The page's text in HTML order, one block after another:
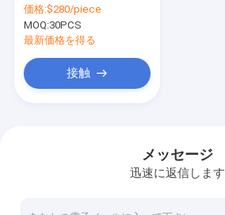
用ハーネスHainr
価格:$280/piece
MOQ:30PCS
最新価格を得る
接触
メッセージ
迅速に返信します